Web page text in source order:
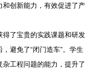
创新能力，有效促进了产
得了宝贵的实践课题和研发
避免了“闭门造车”。学生
工程问题的能力，提升了